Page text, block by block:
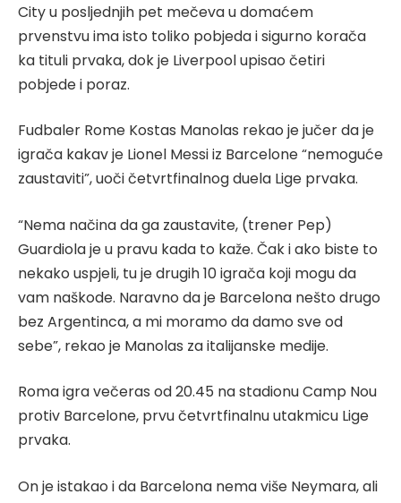
City u posljednjih pet mečeva u domaćem
prvenstvu ima isto toliko pobjeda i sigurno korača
ka tituli prvaka, dok je Liverpool upisao četiri
pobjede i poraz.
Fudbaler Rome Kostas Manolas rekao je jučer da je
igrača kakav je Lionel Messi iz Barcelone “nemoguće
zaustaviti”, uoči četvrtfinalnog duela Lige prvaka.
“Nema načina da ga zaustavite, (trener Pep)
Guardiola je u pravu kada to kaže. Čak i ako biste to
nekako uspjeli, tu je drugih 10 igrača koji mogu da
vam naškode. Naravno da je Barcelona nešto drugo
bez Argentinca, a mi moramo da damo sve od
sebe”, rekao je Manolas za italijanske medije.
Roma igra večeras od 20.45 na stadionu Camp Nou
protiv Barcelone, prvu četvrtfinalnu utakmicu Lige
prvaka.
On je istakao i da Barcelona nema više Neymara, ali